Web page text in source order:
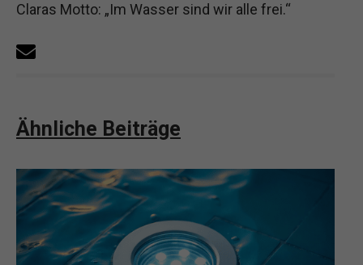
Claras Motto: „Im Wasser sind wir alle frei.“
Ähnliche Beiträge